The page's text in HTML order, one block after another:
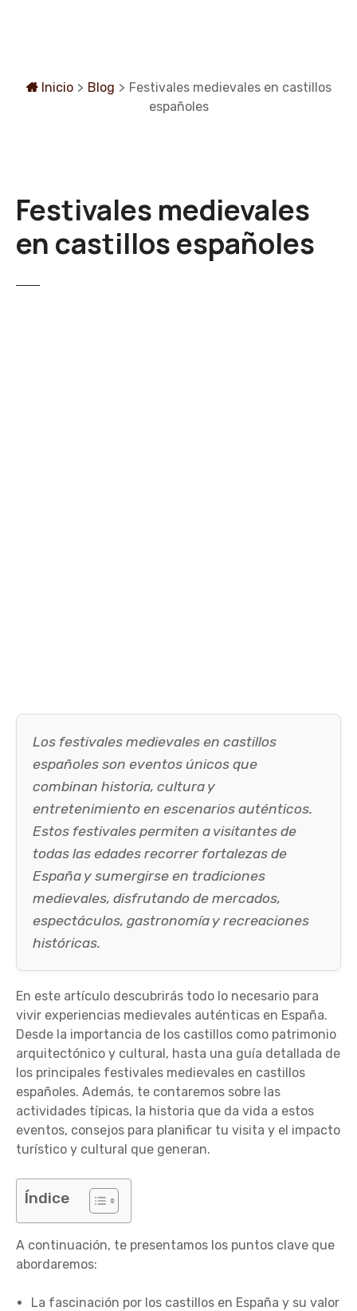
Inicio > Blog > Festivales medievales en castillos
españoles
Festivales medievales
en castillos españoles
Los festivales medievales en castillos
españoles son eventos únicos que
combinan historia, cultura y
entretenimiento en escenarios auténticos.
Estos festivales permiten a visitantes de
todas las edades recorrer fortalezas de
España y sumergirse en tradiciones
medievales, disfrutando de mercados,
espectáculos, gastronomía y recreaciones
históricas.
En este artículo descubrirás todo lo necesario para
vivir experiencias medievales auténticas en España.
Desde la importancia de los castillos como patrimonio
arquitectónico y cultural, hasta una guía detallada de
los principales festivales medievales en castillos
españoles. Además, te contaremos sobre las
actividades típicas, la historia que da vida a estos
eventos, consejos para planificar tu visita y el impacto
turístico y cultural que generan.
Índice
A continuación, te presentamos los puntos clave que
abordaremos:
La fascinación por los castillos en España y su valor